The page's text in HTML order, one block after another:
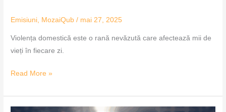
Emisiuni, MozaiQub / mai 27, 2025
Violența domestică este o rană nevăzută care afectează mii de
vieți în fiecare zi.
Read More »